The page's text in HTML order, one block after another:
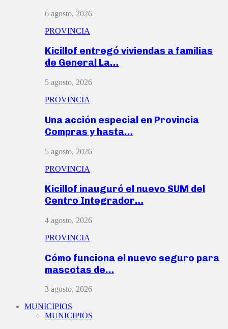
6 agosto, 2026
PROVINCIA
Kicillof entregó viviendas a familias
de General La…
5 agosto, 2026
PROVINCIA
Una acción especial en Provincia
Compras y hasta…
5 agosto, 2026
PROVINCIA
Kicillof inauguró el nuevo SUM del
Centro Integrador…
4 agosto, 2026
PROVINCIA
Cómo funciona el nuevo seguro para
mascotas de…
3 agosto, 2026
MUNICIPIOS
MUNICIPIOS